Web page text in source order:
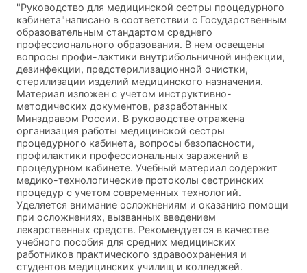
"Руководство для медицинской сестры процедурного
кабинета"написано в соответствии с Государственным
образовательным стандартом среднего
профессионального образования. В нем освещены
вопросы профи-лактики внутрибольничной инфекции,
дезинфекции, предстерилизационной очистки,
стерилизации изделий медицинского назначения.
Материал изложен с учетом инструктивно-
методических документов, разработанных
Минздравом России. В руководстве отражена
организация работы медицинской сестры
процедурного кабинета, вопросы безопасности,
профилактики профессиональных заражений в
процедурном кабинете. Учебный материал содержит
медико-технологические протоколы сестринских
процедур с учетом современных технологий.
Уделяется внимание осложнениям и оказанию помощи
при осложнениях, вызванных введением
лекарственных средств. Рекомендуется в качестве
учебного пособия для средних медицинских
работников практического здравоохранения и
студентов медицинских училищ и колледжей.